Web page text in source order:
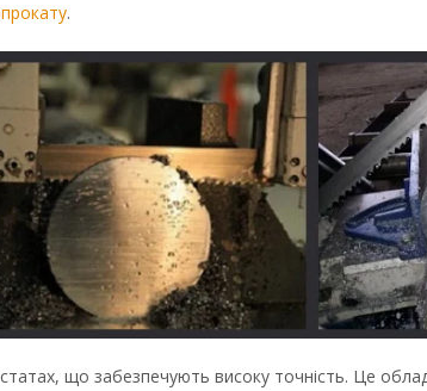
.
що забезпечують високу точність. Це